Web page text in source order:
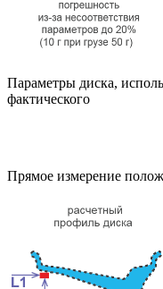
Параметры диска,
фактического
Прямое измерение